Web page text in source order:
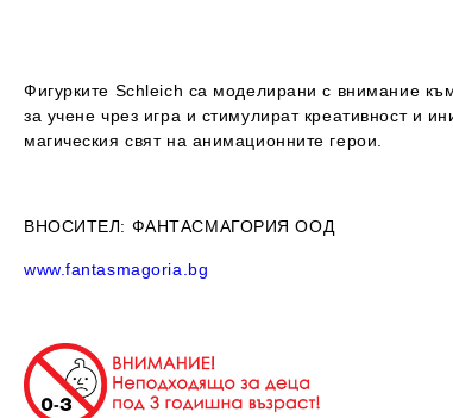
Фигурките Schleich са моделирани с внимание
за учене чрез игра и стимулират креативност и
магическия свят на анимационните герои.
ВНОСИТЕЛ: ФАНТАСМАГОРИЯ ООД
www.fantasmagoria.bg